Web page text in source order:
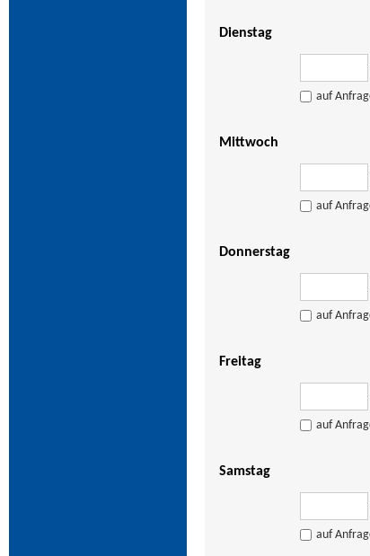
Dienstag
auf
Mittwoch
auf
Donnerstag
auf
Freitag
auf
Samstag
auf